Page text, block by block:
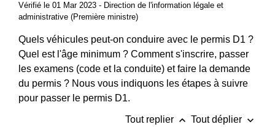
Vérifié le 01 Mar 2023 - Direction de l'information légale et
administrative (Première ministre)
Quels véhicules peut-on conduire avec le permis D1 ?
Quel est l'âge minimum ? Comment s'inscrire, passer
les examens (code et la conduite) et faire la demande
du permis ? Nous vous indiquons les étapes à suivre
pour passer le permis D1.
Tout replier keyboard_arrow_up Tout déplier keyboard_arrow_down